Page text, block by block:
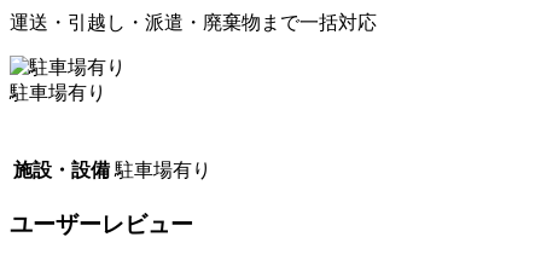
運送・引越し・派遣・廃棄物まで一括対応
駐車場有り
施設・設備 駐車場有り
ユーザーレビュー